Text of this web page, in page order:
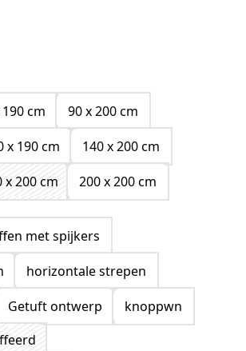
cm
90 x 200 cm
x 190 cm
140 x 200 cm
x 200 cm
200 x 200 cm
met spijkers
horizontale strepen
Getuft ontwerp
knoppwn